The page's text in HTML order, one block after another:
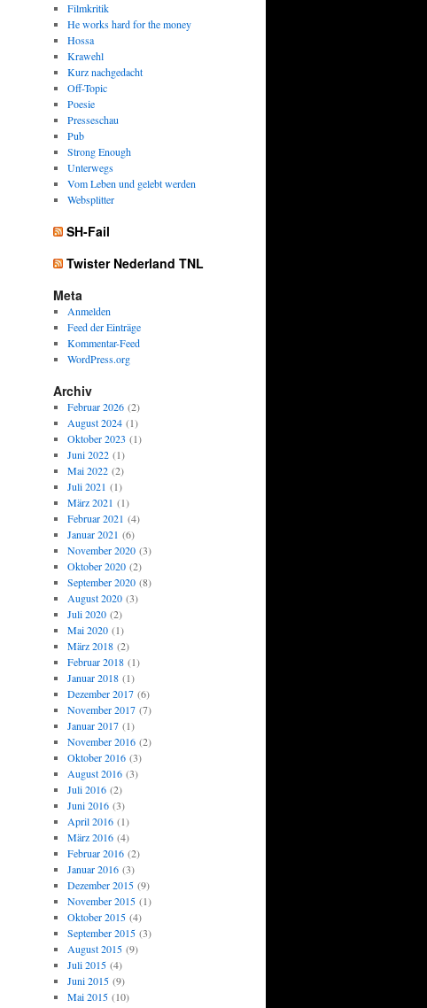
Filmkritik
He works hard for the money
Hossa
Krawehl
Kurz nachgedacht
Off-Topic
Poesie
Presseschau
Pub
Strong Enough
Unterwegs
Vom Leben und gelebt werden
Websplitter
SH-Fail
Twister Nederland TNL
Meta
Anmelden
Feed der Einträge
Kommentar-Feed
WordPress.org
Archiv
Februar 2026(2)
August 2024(1)
Oktober 2023 (1)
Juni 2022(1)
Mai 2022(2)
Juli 2021 (1)
März 2021 (1)
Februar 2021 (4)
Januar 2021 (6)
November 2020(3)
Oktober 2020(2)
September 2020(8)
August 2020(3)
Juli 2020(2)
Mai 2020(1)
März 2018(2)
Februar 2018(1)
Januar 2018(1)
Dezember 2017(6)
November 2017(7)
Januar 2017(1)
November 2016(2)
Oktober 2016(3)
August 2016(3)
Juli 2016(2)
Juni 2016(3)
April 2016(1)
März 2016(4)
Februar 2016(2)
Januar 2016(3)
Dezember 2015(9)
November 2015(1)
Oktober 2015(4)
September 2015(3)
August 2015(9)
Juli 2015(4)
Juni 2015(9)
Mai 2015(10)